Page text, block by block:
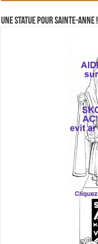
Une statue pour Sainte-Anne !